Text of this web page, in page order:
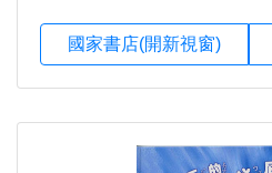
國家書店(開新視窗)